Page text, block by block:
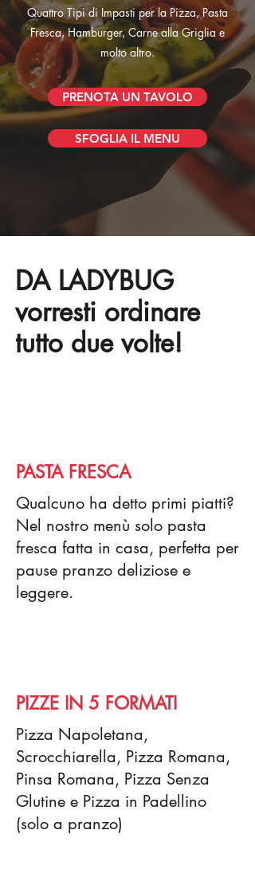
Quattro Tipi di Impasti per la Pizza, Pasta
Fresca, Hamburger, Carne alla Griglia e
molto altro.
PRENOTA UN TAVOLO
SFOGLIA IL MENU
DA LADYBUG
vorresti ordinare
tutto due volte!
PASTA FRESCA
Qualcuno ha detto primi piatti?
Nel nostro menù solo pasta
fresca fatta in casa, perfetta per
pause pranzo deliziose e
leggere.
PIZZE IN 5 FORMATI
Pizza Napoletana,
Scrocchiarella, Pizza Romana,
Pinsa Romana, Pizza Senza
Glutine e Pizza in Padellino
(solo a pranzo)